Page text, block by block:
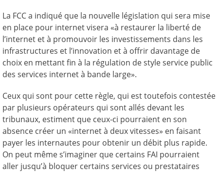
La FCC a indiqué que la nouvelle législation qui sera mise
en place pour internet visera «à restaurer la liberté de
l’internet et à promouvoir les investissements dans les
infrastructures et l’innovation et à offrir davantage de
choix en mettant fin à la régulation de style service public
des services internet à bande large».
Ceux qui sont pour cette règle, qui est toutefois contestée
par plusieurs opérateurs qui sont allés devant les
tribunaux, estiment que ceux-ci pourraient en son
absence créer un «internet à deux vitesses» en faisant
payer les internautes pour obtenir un débit plus rapide.
On peut même s’imaginer que certains FAI pourraient
aller jusqu’à bloquer certains services ou prestataires